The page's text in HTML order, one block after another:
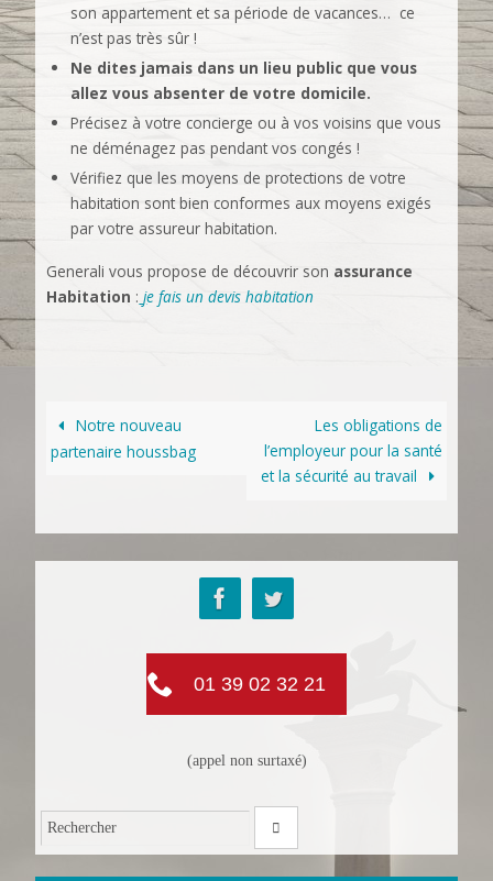
son appartement et sa période de vacances… ce
n’est pas très sûr !
Ne dites jamais dans un lieu public que vous
allez vous absenter de votre domicile.
Précisez à votre concierge ou à vos voisins que vous
ne déménagez pas pendant vos congés !
Vérifiez que les moyens de protections de votre
habitation sont bien conformes aux moyens exigés
par votre assureur habitation.
Generali vous propose de découvrir son assurance
Habitation : je fais un devis habitation
Notre nouveau
partenaire houssbag
Les obligations de
l’employeur pour la santé
et la sécurité au travail
01 39 02 32 21
(appel non surtaxé)